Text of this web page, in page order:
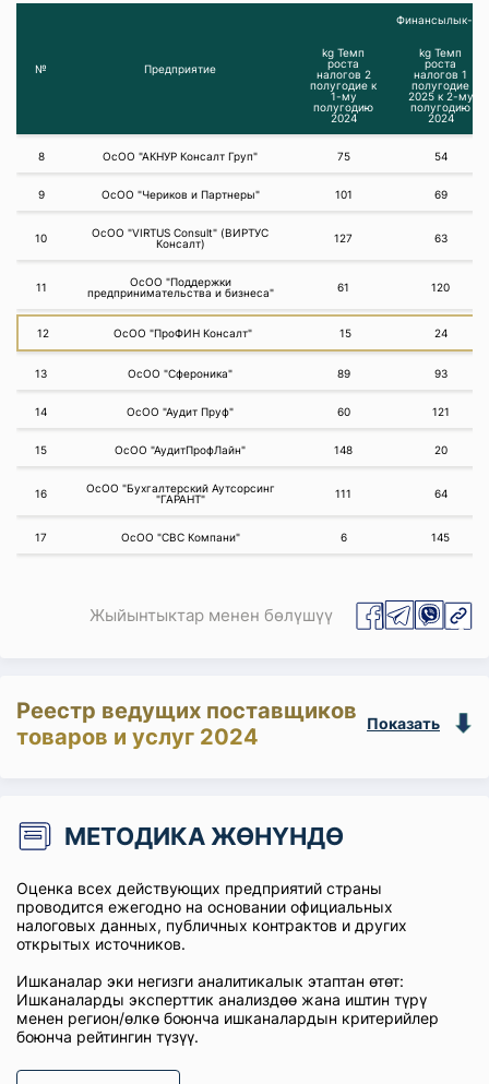
№ Предприятие
Финансылык-
kg Темп
роста
налогов 2
полугодие к
1-му
полугодию
2024
kg Темп
роста
налогов 1
полугодие
2025 к 2-му
полугодию
2024
8 ОсОО "АКНУР Консалт Груп" 75 54
9 ОсОО "Чериков и Партнеры" 101 69
10
ОсОО "VIRTUS Consult" (ВИРТУС
Консалт)
127 63
11
ОсОО "Поддержки
предпринимательства и бизнеса"
61 120
12 ОсОО "ПроФИН Консалт" 15 24
13 ОсОО "Сфероника" 89 93
14 ОсОО "Аудит Пруф" 60 121
15 ОсОО "АудитПрофЛайн" 148 20
16
ОсОО "Бухгалтерский Аутсорсинг
"ГАРАНТ"
111 64
17 ОсОО "СВС Компани" 6 145
Жыйынтыктар менен бөлүшүү
Реестр ведущих поставщиков
товаров и услуг 2024
Показать
МЕТОДИКА ЖӨНҮНДӨ
Оценка всех действующих предприятий страны
проводится ежегодно на основании официальных
налоговых данных, публичных контрактов и других
открытых источников.
Ишканалар эки негизги аналитикалык этаптан өтөт:
Ишканаларды эксперттик анализдөө жана иштин түрү
менен регион/өлкө боюнча ишканалардын критерийлер
боюнча рейтингин түзүү.